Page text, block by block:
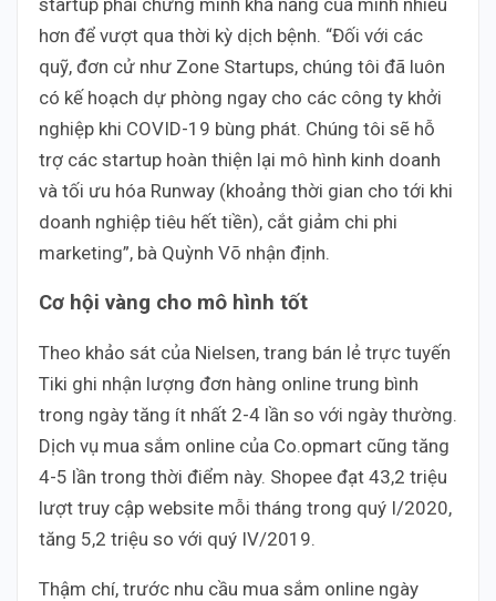
hơn để vượt qua thời kỳ dịch bệnh. “Đối với các
quỹ, đơn cử như Zone Startups, chúng tôi đã luôn
có kế hoạch dự phòng ngay cho các công ty khởi
nghiệp khi COVID-19 bùng phát. Chúng tôi sẽ hỗ
trợ các startup hoàn thiện lại mô hình kinh doanh
và tối ưu hóa Runway (khoảng thời gian cho tới khi
doanh nghiệp tiêu hết tiền), cắt giảm chi phi
marketing”, bà Quỳnh Võ nhận định.
Cơ hội vàng cho mô hình tốt
Theo khảo sát của Nielsen, trang bán lẻ trực tuyến
Tiki ghi nhận lượng đơn hàng online trung bình
trong ngày tăng ít nhất 2-4 lần so với ngày thường.
Dịch vụ mua sắm online của Co.opmart cũng tăng
4-5 lần trong thời điểm này. Shopee đạt 43,2 triệu
lượt truy cập website mỗi tháng trong quý I/2020,
tăng 5,2 triệu so với quý IV/2019.
Thậm chí, trước nhu cầu mua sắm online ngày